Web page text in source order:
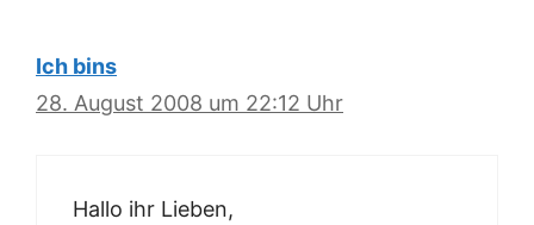
Ich bins
28. August 2008 um 22:12 Uhr
Hallo ihr Lieben,